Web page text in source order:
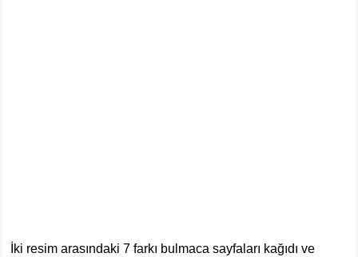
İki resim arasındaki 7 farkı bulmaca sayfaları kağıdı ve